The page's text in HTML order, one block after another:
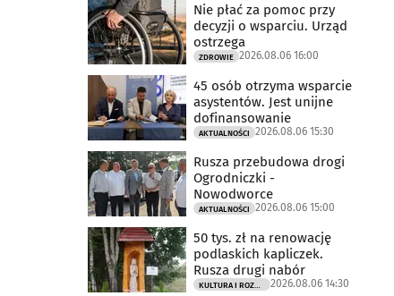
Nie płać za pomoc przy
decyzji o wsparciu. Urząd
ostrzega
ZDROWIE 2026.08.06 16:00
45 osób otrzyma wsparcie
asystentów. Jest unijne
dofinansowanie
AKTUALNOŚCI 2026.08.06 15:30
Rusza przebudowa drogi
Ogrodniczki -
Nowodworce
AKTUALNOŚCI 2026.08.06 15:00
50 tys. zł na renowację
podlaskich kapliczek.
Rusza drugi nabór
2026.08.06 14:30